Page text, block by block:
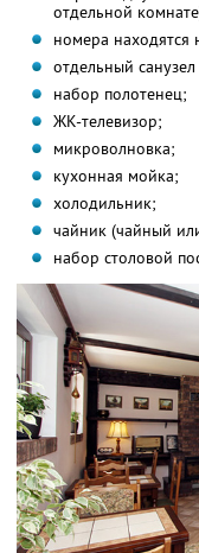
отдельной
номера находятся
отдельный
набор полотенец;
ЖК-телевизор;
микроволновка;
кухонная мойка;
холодильник;
чайник (чайный
набор столовой